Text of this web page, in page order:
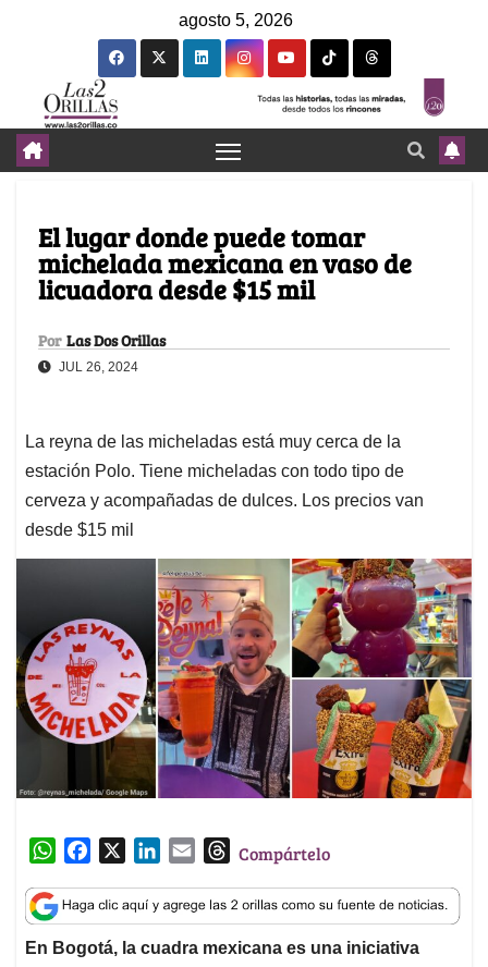
agosto 5, 2026
El lugar donde puede tomar
michelada mexicana en vaso de
licuadora desde $15 mil
Por Las Dos Orillas
JUL 26, 2024
La reyna de las micheladas está muy cerca de la
estación Polo. Tiene micheladas con todo tipo de
cerveza y acompañadas de dulces. Los precios van
desde $15 mil
W
a
t
s
c
e
b
n
k
e
a
i
l
T
r
e
a
Compártelo
En Bogotá, la cuadra mexicana es una iniciativa